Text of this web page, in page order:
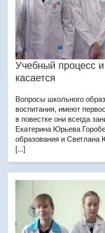
Учебный процесс
касается
Вопросы школьного
воспитания, имеют
в повестке они всегда
Екатерина Юрьева
образования и
[...]